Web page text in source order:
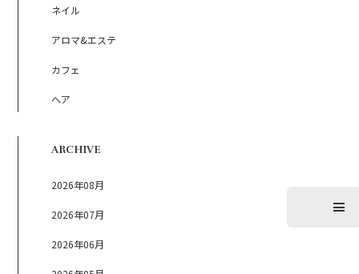
ネイル
アロマ&エステ
カフェ
ヘア
ARCHIVE
2026年08月
2026年07月
2026年06月